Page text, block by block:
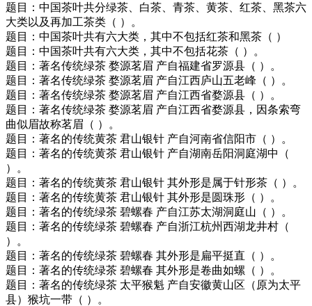
题目：中国茶叶共分绿茶、白茶、青茶、黄茶、红茶、黑茶六
大类以及再加工茶类（ ）。
题目：中国茶叶共有六大类，其中不包括红茶和黑茶（ ）
题目：中国茶叶共有六大类，其中不包括花茶（ ）。
题目：著名传统绿茶 婺源茗眉 产自福建省罗源县（ ）。
题目：著名传统绿茶 婺源茗眉 产自江西庐山五老峰（ ）。
题目：著名传统绿茶 婺源茗眉 产自江西省婺源县（ ）。
题目：著名传统绿茶 婺源茗眉 产自江西省婺源县，因条索弯
曲似眉故称茗眉（ ）。
题目：著名的传统黄茶 君山银针 产自河南省信阳市（ ）。
题目：著名的传统黄茶 君山银针 产自湖南岳阳洞庭湖中（
）。
题目：著名的传统黄茶 君山银针 其外形是属于针形茶（ ）。
题目：著名的传统黄茶 君山银针 其外形是圆珠形（ ）。
题目：著名的传统绿茶 碧螺春 产自江苏太湖洞庭山（ ）。
题目：著名的传统绿茶 碧螺春 产自浙江杭州西湖龙井村（
）。
题目：著名的传统绿茶 碧螺春 其外形是扁平挺直（ ）。
题目：著名的传统绿茶 碧螺春 其外形是卷曲如螺（ ）。
题目：著名的传统绿茶 太平猴魁 产自安徽黄山区（原为太平
县）猴坑一带（ ）。